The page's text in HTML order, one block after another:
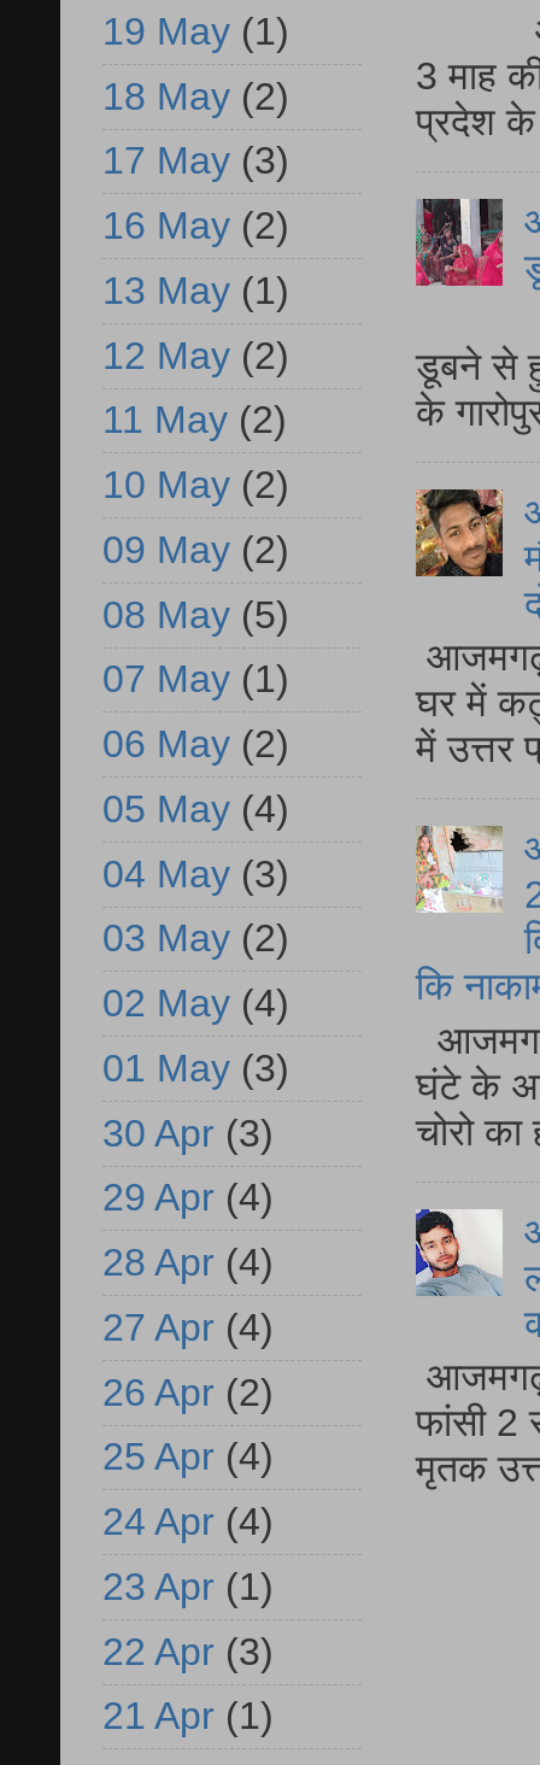
3 माह
प्रदेश
डूबने से
के
घर में
में
कि
घंटे के
चोरो
आजमगढ़
फांसी 2
मृतक
19 May (1)
18 May (2)
17 May (3)
16 May (2)
13 May (1)
12 May (2)
11 May (2)
10 May (2)
09 May (2)
08 May (5)
07 May (1)
06 May (2)
05 May (4)
04 May (3)
03 May (2)
02 May (4)
01 May (3)
30 Apr (3)
29 Apr (4)
28 Apr (4)
27 Apr (4)
26 Apr (2)
25 Apr (4)
24 Apr (4)
23 Apr (1)
22 Apr (3)
21 Apr (1)